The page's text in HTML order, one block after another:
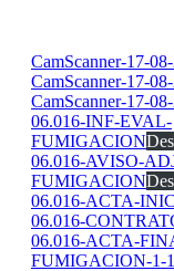
CamScanner-17-
CamScanner-17-
CamScanner-17-
06.016-INF-EVAL-
FUMIGACION
06.016-AVISO-
FUMIGACION
06.016-ACTA-
06.016-
06.016-ACTA-
FUMIGACION-1-1